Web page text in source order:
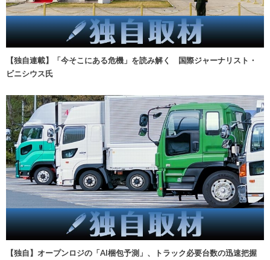
【独自連載】「今そこにある危機」を読み解く 国際ジャーナリスト・
ビニシウス氏
【独自】オープンロジの「AI梱包予測」、トラック必要台数の迅速把握